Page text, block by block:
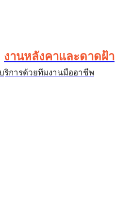
งานหลังคาและดาดฝ้า
ริการด้วยทีมงานมืออาชีพ